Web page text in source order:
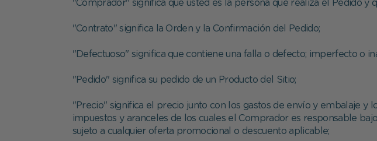
"Comprador" significa que usted es la persona que realiza el Pedido y
"Contrato" significa la Orden y la Confirmación del Pedido;
"Defectuoso" significa que contiene una falla o defecto; imperfecto o
"Pedido" significa su pedido de un Producto del Sitio;
"Precio" significa el precio junto con los gastos de envío y embalaje
impuestos y aranceles de los cuales el Comprador es responsable
sujeto a cualquier oferta promocional o descuento aplicable;